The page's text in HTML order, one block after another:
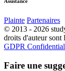
Plainte Partenaires
© 2013 - 2026
droits d'auteur sont
GDPR
Faire une